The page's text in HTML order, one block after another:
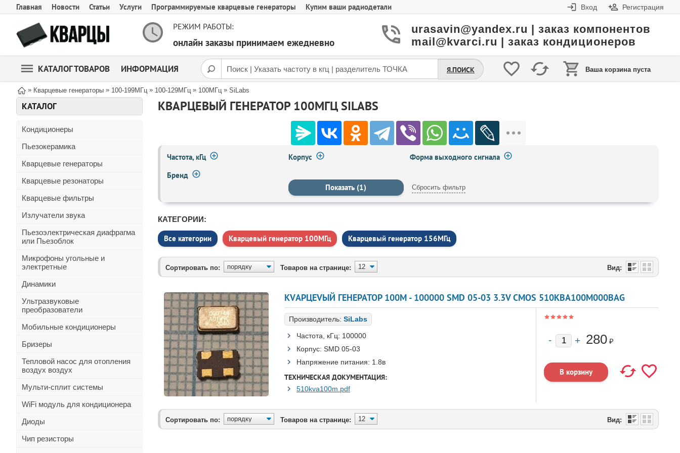
Главная Новости Статьи Услуги Программируемые кварцевые генераторы Купим ваши радиодетали Вход Регистрация
РЕЖИМ РАБОТЫ:
онлайн заказы принимаем ежедневно
urasavin@yandex.ru | заказ компонентов
mail@kvarci.ru | заказ кондиционеров
КАТАЛОГ ТОВАРОВ ИНФОРМАЦИЯ Ваша корзина пуста
Я.ПОИСК
» Кварцевые генераторы » 100-199МГц » 100-129МГц » 100МГц » SiLabs
КАТАЛОГ
Кондиционеры
Пьезокерамика
Кварцевые генераторы
Кварцевые резонаторы
Кварцевые фильтры
Излучатели звука
Пьезоэлектрическая диафрагма
или Пьезоблок
Микрофоны угольные и
электретные
Динамики
Ультразвуковые
преобразователи
Мобильные кондиционеры
Бризеры
Тепловой насос для отопления
воздух воздух
Мульти-сплит системы
WiFi модуль для кондиционера
Диоды
Чип резисторы
КВАРЦЕВЫЙ ГЕНЕРАТОР 100МГЦ SILABS
Частота, кГц Корпус
Форма выходного сигнала
Бренд
Сбросить фильтр
КАТЕГОРИИ:
Все категории Кварцевый генератор 100МГц Кварцевый генератор 156МГц
Сортировать по: Товаров на странице: Вид:
КVАРЦЕVЫЙ ГЕНЕРАТОР 100M - 100000 SMD 05-03 3.3V CMOS 510КВА100М000ВАG
Производитель: SiLabs
Частота, кГц: 100000
Корпус: SMD 05-03
Напряжение питания: 1.8в
ТЕХНИЧЕСКАЯ ДОКУМЕНТАЦИЯ:
510kva100m.pdf
280 ₽
Сортировать по: Товаров на странице: Вид: